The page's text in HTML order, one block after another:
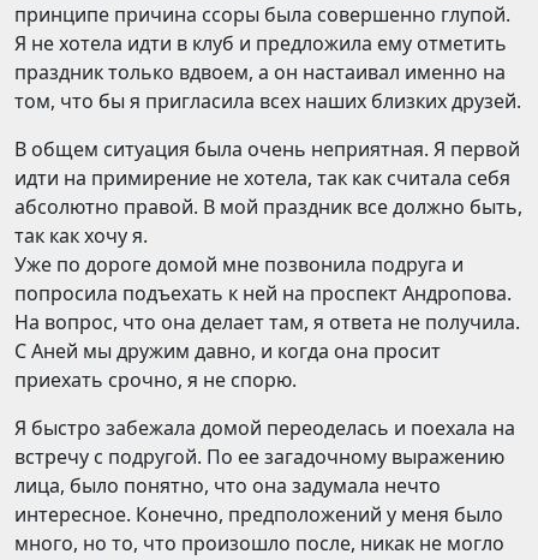
принципе причина ссоры была совершенно глупой.
Я не хотела идти в клуб и предложила ему отметить
праздник только вдвоем, а он настаивал именно на
том, что бы я пригласила всех наших близких друзей.
В общем ситуация была очень неприятная. Я первой
идти на примирение не хотела, так как считала себя
абсолютно правой. В мой праздник все должно быть,
так как хочу я.
Уже по дороге домой мне позвонила подруга и
попросила подъехать к ней на проспект Андропова.
На вопрос, что она делает там, я ответа не получила.
С Аней мы дружим давно, и когда она просит
приехать срочно, я не спорю.
Я быстро забежала домой переоделась и поехала на
встречу с подругой. По ее загадочному выражению
лица, было понятно, что она задумала нечто
интересное. Конечно, предположений у меня было
много, но то, что произошло после, никак не могло